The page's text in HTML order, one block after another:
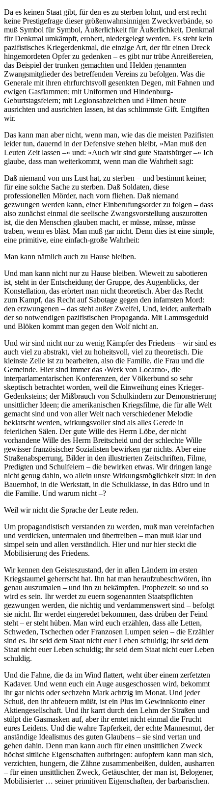
Da es keinen Staat gibt, für den es zu sterben lohnt, und erst recht
keine Prestigefrage dieser größenwahnsinnigen Zweckverbände, so
muß Symbol für Symbol, Äußerlichkeit für Äußerlichkeit, Denkmal
für Denkmal umkämpft, erobert, niedergelegt werden. Es steht kein
pazifistisches Kriegerdenkmal, die einzige Art, der für einen Dreck
hingemordeten Opfer zu gedenken – es gibt nur trübe Anreißereien,
das Beispiel der trunken gemachten und Helden genannten
Zwangsmitglieder des betreffenden Vereins zu befolgen. Was die
Generale mit ihren ehrfurchtsvoll gesenkten Degen, mit Fahnen und
ewigen Gasflammen; mit Uniformen und Hindenburg-
Geburtstagsfeiern; mit Legionsabzeichen und Filmen heute
ausrichten und ausrichten lassen, ist das schlimmste Gift. Entgiften
wir.
Das kann man aber nicht, wenn man, wie das die meisten Pazifisten
leider tun, dauernd in der Defensive stehen bleibt, »Man muß den
Leuten Zeit lassen –« und: »Auch wir sind gute Staatsbürger –« Ich
glaube, dass man weiterkommt, wenn man die Wahrheit sagt:
Daß niemand von uns Lust hat, zu sterben – und bestimmt keiner,
für eine solche Sache zu sterben. Daß Soldaten, diese
professionellen Mörder, nach vorn fliehen. Daß niemand
gezwungen werden kann, einer Einberufungsorder zu folgen – dass
also zunächst einmal die seelische Zwangsvorstellung auszurotten
ist, die den Menschen glauben macht, er müsse, müsse, müsse
traben, wenn es bläst. Man muß gar nicht. Denn dies ist eine simple,
eine primitive, eine einfach-große Wahrheit:
Man kann nämlich auch zu Hause bleiben.
Und man kann nicht nur zu Hause bleiben. Wieweit zu sabotieren
ist, steht in der Entscheidung der Gruppe, des Augenblicks, der
Konstellation, das erörtert man nicht theoretisch. Aber das Recht
zum Kampf, das Recht auf Sabotage gegen den infamsten Mord:
den erzwungenen – das steht außer Zweifel, Und, leider, außerhalb
der so notwendigen pazifistischen Propaganda. Mit Lammsgeduld
und Blöken kommt man gegen den Wolf nicht an.
Und wir sind nicht nur zu wenig Kämpfer des Friedens – wir sind es
auch viel zu abstrakt, viel zu hoheitsvoll, viel zu theoretisch. Die
kleinste Zelle ist zu bearbeiten, also die Familie, die Frau und die
Gemeinde. Hier sind immer das ›Werk von Locarno‹, die
interparlamentarischen Konferenzen, der Völkerbund so sehr
skeptisch betrachtet worden, weil die Einweihung eines Krieger-
Gedenksteins; der Mißbrauch von Schulkindern zur Demonstrierung
unsittlicher Ideen; die amerikanischen Kriegsfilme, die für alle Welt
gemacht sind und von aller Welt nach verschiedener Melodie
beklatscht werden, wirkungsvoller sind als alles Gerede in
feierlichen Sälen. Der gute Wille des Herrn Löbe, der nicht
vorhandene Wille des Herrn Breitscheid und der schlechte Wille
gewisser französischer Sozialisten bewirken gar nichts. Aber eine
Straßenabsperrung, Bilder in den illustrierten Zeitschriften, Filme,
Predigten und Schulfeiern – die bewirken etwas. Wir dringen lange
nicht genug dahin, wo allein unsre Wirkungsmöglichkeit sitzt: in den
Bauernhof, in die Werkstatt, in die Schulklasse, in das Büro und in
die Familie. Und warum nicht –?
Weil wir nicht die Sprache der Leute reden.
Um propagandistisch verstanden zu werden, muß man vereinfachen
und verdicken, untermalen und übertreiben – man muß klar und
simpel sein und allen verständlich. Hier und nur hier steckt die
Mobilisierung des Friedens.
Wir kennen den Geisteszustand, der in allen Ländern im ersten
Kriegstaumel geherrscht hat. Ihn hat man heraufzubeschwören, ihn
genau auszumalen – und ihn zu bekämpfen. Prophezeit: so und so
wird es sein. Ihr werdet zu euern sogenannten Staatspflichten
gezwungen werden, die nichtig und verdammenswert sind – befolgt
sie nicht. Ihr werdet eingeredet bekommen, dass drüben der Feind
steht – er steht hüben. Man wird euch erzählen, dass alle Letten,
Schweden, Tschechen oder Franzosen Lumpen seien – die Erzähler
sind es. Ihr seid dem Staat nicht euer Leben schuldig; ihr seid dem
Staat nicht euer Leben schuldig; ihr seid dem Staat nicht euer Leben
schuldig.
Und die Fahne, die da im Wind flattert, weht über einem zerfetzten
Kadaver. Und wenn euch ein Auge ausgeschossen wird, bekommt
ihr gar nichts oder sechzehn Mark achtzig im Monat. Und jeder
Schuß, den ihr abfeuern müßt, ist ein Plus im Gewinnkonto einer
Aktiengesellschaft. Und ihr karrt durch den Lehm der Straßen und
stülpt die Gasmasken auf, aber ihr erntet nicht einmal die Frucht
eures Leidens. Und die wahre Tapferkeit, der echte Mannesmut, der
anständige Idealismus des guten Glaubens – sie sind vertan und
gehen dahin. Denn man kann auch für einen unsittlichen Zweck
höchst sittliche Eigenschaften aufbringen: aufopfern kann man sich,
verzichten, hungern, die Zähne zusammenbeißen, dulden, ausharren
– für einen unsittlichen Zweck, Getäuschter, der man ist, Belogener,
Mobilisierter … seiner primitiven Eigenschaften, der barbarischen.